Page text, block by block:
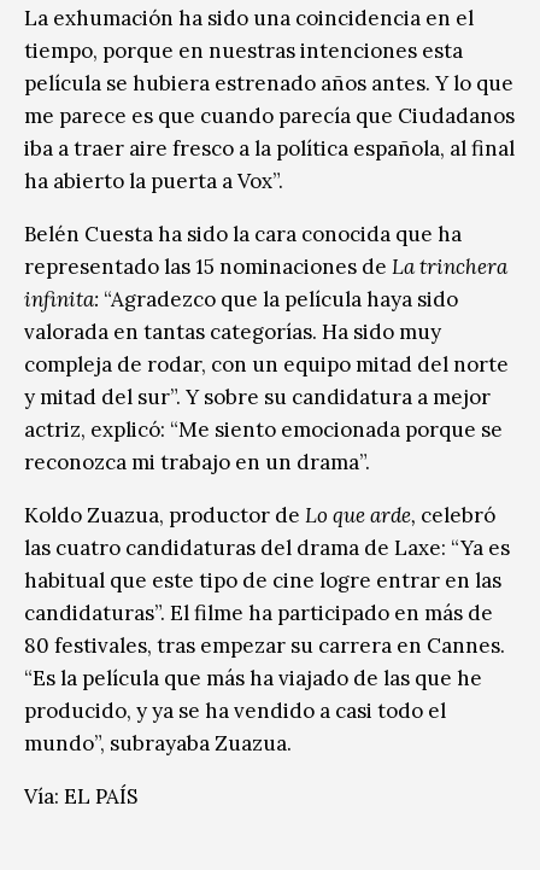
La exhumación ha sido una coincidencia en el
tiempo, porque en nuestras intenciones esta
película se hubiera estrenado años antes. Y lo que
me parece es que cuando parecía que Ciudadanos
iba a traer aire fresco a la política española, al final
ha abierto la puerta a Vox”.
Belén Cuesta ha sido la cara conocida que ha
representado las 15 nominaciones de La trinchera
infinita: “Agradezco que la película haya sido
valorada en tantas categorías. Ha sido muy
compleja de rodar, con un equipo mitad del norte
y mitad del sur”. Y sobre su candidatura a mejor
actriz, explicó: “Me siento emocionada porque se
reconozca mi trabajo en un drama”.
Koldo Zuazua, productor de Lo que arde, celebró
las cuatro candidaturas del drama de Laxe: “Ya es
habitual que este tipo de cine logre entrar en las
candidaturas”. El filme ha participado en más de
80 festivales, tras empezar su carrera en Cannes.
“Es la película que más ha viajado de las que he
producido, y ya se ha vendido a casi todo el
mundo”, subrayaba Zuazua.
Vía: EL PAÍS